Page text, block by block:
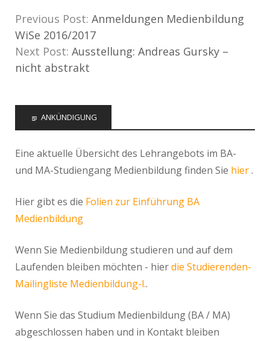
Previous Post: Anmeldungen Medienbildung
WiSe 2016/2017
Next Post: Ausstellung: Andreas Gursky –
nicht abstrakt
ANKÜNDIGUNG
Eine aktuelle Übersicht des Lehrangebots im BA-
und MA-Studiengang Medienbildung finden Sie hier.
Hier gibt es die Folien zur Einführung BA
Medienbildung
Wenn Sie Medienbildung studieren und auf dem
Laufenden bleiben möchten - hierdie Studierenden-
Mailingliste Medienbildung-l..
Wenn Sie das Studium Medienbildung (BA / MA)
abgeschlossen haben und in Kontakt bleiben